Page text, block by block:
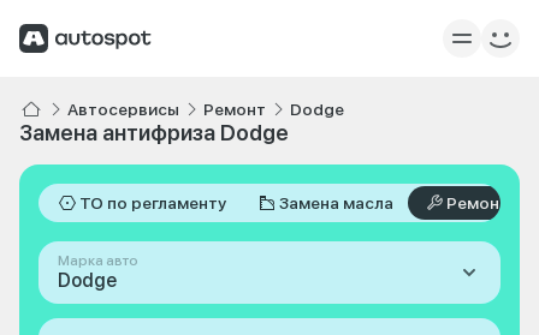
Автосервисы Ремонт Dodge
Замена антифриза Dodge
ТО по регламенту Замена масла Ремонт
Марка авто
Dodge